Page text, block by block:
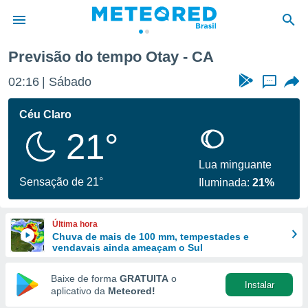
da
fornecidas
a este
das
e
forma
digital
Previsão do tempo Otay - CA
02:16 Sábado ...
Céu Claro
21°
Sensação de 21°
Lua minguante
Iluminada:21%
Última hora
Chuva de mais de 100 mm, tempestades e
vendavais ainda ameaçam o Sul
Baixe de forma GRATUITA o
aplicativo da Meteored!
Instalar